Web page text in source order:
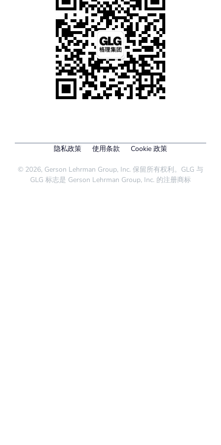
隐私政策 使用条款 Cookie 政策
© 2026, Gerson Lehrman Group, Inc. 保留所有权利。GLG 与
GLG 标志是 Gerson Lehrman Group, Inc. 的注册商标